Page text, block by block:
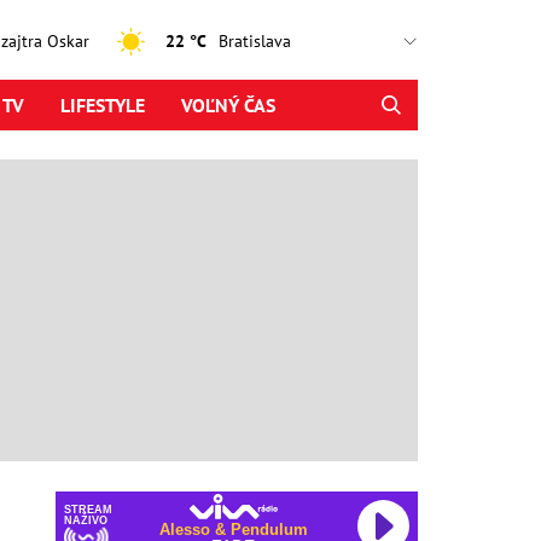
Oskar 22 °C
LIFESTYLE VOĽNÝ ČAS
STREAM
NAŽIVO
Alesso & Pendulum